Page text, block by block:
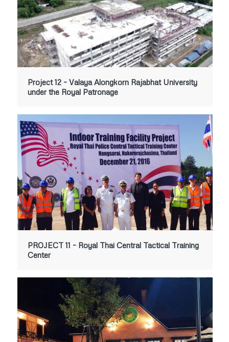
Project 12 – Valaya Alongkorn Rajabhat University
under the Royal Patronage
PROJECT 11 – Royal Thai Central Tactical Training
Center